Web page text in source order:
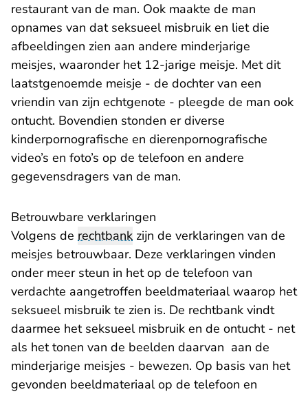
restaurant van de man. Ook maakte de man
opnames van dat seksueel misbruik en liet die
afbeeldingen zien aan andere minderjarige
meisjes, waaronder het 12-jarige meisje. Met dit
laatstgenoemde meisje - de dochter van een
vriendin van zijn echtgenote - pleegde de man ook
ontucht. Bovendien stonden er diverse
kinderpornografische en dierenpornografische
video’s en foto’s op de telefoon en andere
gegevensdragers van de man.
Betrouwbare verklaringen
Volgens de rechtbank zijn de verklaringen van de
meisjes betrouwbaar. Deze verklaringen vinden
onder meer steun in het op de telefoon van
verdachte aangetroffen beeldmateriaal waarop het
seksueel misbruik te zien is. De rechtbank vindt
daarmee het seksueel misbruik en de ontucht - net
als het tonen van de beelden daarvan aan de
minderjarige meisjes - bewezen. Op basis van het
gevonden beeldmateriaal op de telefoon en